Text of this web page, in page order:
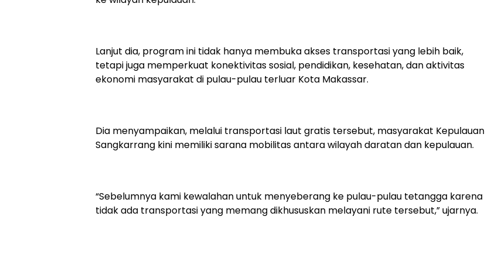
Lanjut dia, program ini tidak hanya membuka akses transportasi yang lebih baik,
tetapi juga memperkuat konektivitas sosial, pendidikan, kesehatan, dan aktivitas
ekonomi masyarakat di pulau-pulau terluar Kota Makassar.
Dia menyampaikan, melalui transportasi laut gratis tersebut, masyarakat Kepulauan
Sangkarrang kini memiliki sarana mobilitas antara wilayah daratan dan kepulauan.
“Sebelumnya kami kewalahan untuk menyeberang ke pulau-pulau tetangga karena
tidak ada transportasi yang memang dikhususkan melayani rute tersebut,” ujarnya.